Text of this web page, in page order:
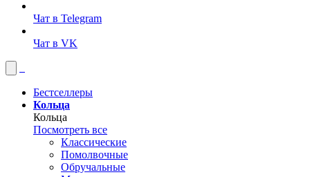
Чат в Telegram
Чат в VK
Бестселлеры
Кольца
Кольца
Посмотреть все
Классические
Помолвочные
Обручальные